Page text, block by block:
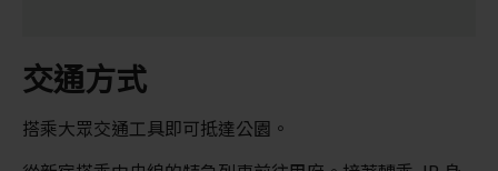
交通方式
搭乘大眾交通工具即可抵達公園。